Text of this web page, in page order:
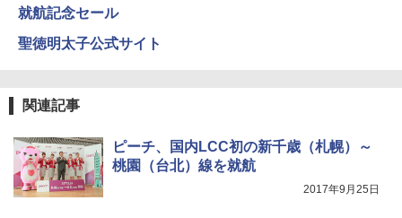
広げるだけ パッとサッとテント ブラックコ
ーティング フルクローズ メッシュ 3-4人用
[キャンパーズコレクション 山善] 傘みたいに
広げるだけ パッとサッとテント キューブワ
イドプラス ブラックコーティング フルクロ
付き ヒグマ・イノシシ対策 自治体・教育機
関の購入実績 登山・キャンプ・アウトドア・
着替えテント トイレテント 透けない【換気
通気窓付き】収納袋付き UVカット 防水 防災
コンパクト iimono117 (ブルー)
就航記念セール
聖徳明太子公式サイト
関連記事
ピーチ、国内LCC初の新千歳（札幌）～
桃園（台北）線を就航
2017年9月25日